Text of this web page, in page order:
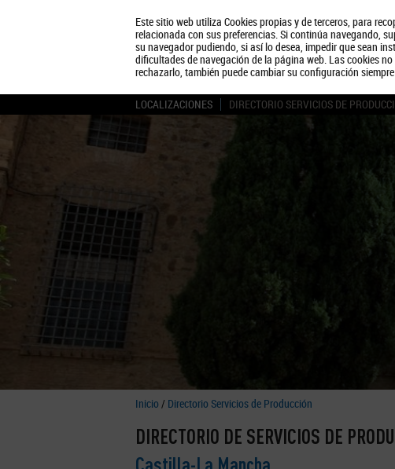
Este sitio web utiliza Cookies propias y de terceros, para
relacionada con sus preferencias. Si continúa navegando,
su navegador pudiendo, si así lo desea, impedir que sean
dificultades de navegación de la página web. Las cookies
rechazarlo, también puede cambiar su configuración
LOCALIZACIONES DIRECTORIO SERVICIOS DE
Inicio / Directorio Servicios de Producción
DIRECTORIO DE SERVICIOS DE
Castilla-La Mancha